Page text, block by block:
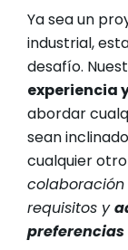
Ya sea un
industrial,
desafío.
experiencia
abordar
sean
cualquier
requisitos y